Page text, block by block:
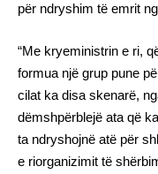
për ndryshim të emrit
“Me kryeministrin e ri,
formua një grup pune
cilat ka disa skenarë,
dëmshpërblejë ata që
ta ndryshojnë atë për
e riorganizimit të